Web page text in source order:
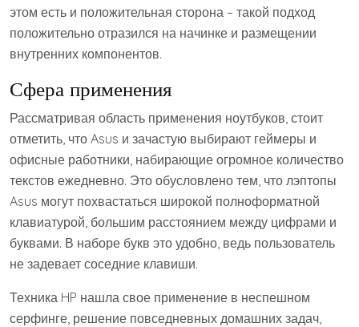
этом есть и положительная сторона – такой подход
положительно отразился на начинке и размещении
внутренних компонентов.
Сфера применения
Рассматривая область применения ноутбуков, стоит
отметить, что Asus и зачастую выбирают геймеры и
офисные работники, набирающие огромное количество
текстов ежедневно. Это обусловлено тем, что лэптопы
Asus могут похвастаться широкой полноформатной
клавиатурой, большим расстоянием между цифрами и
буквами. В наборе букв это удобно, ведь пользователь
не задевает соседние клавиши.
Техника HP нашла свое применение в неспешном
серфинге, решение повседневных домашних задач,